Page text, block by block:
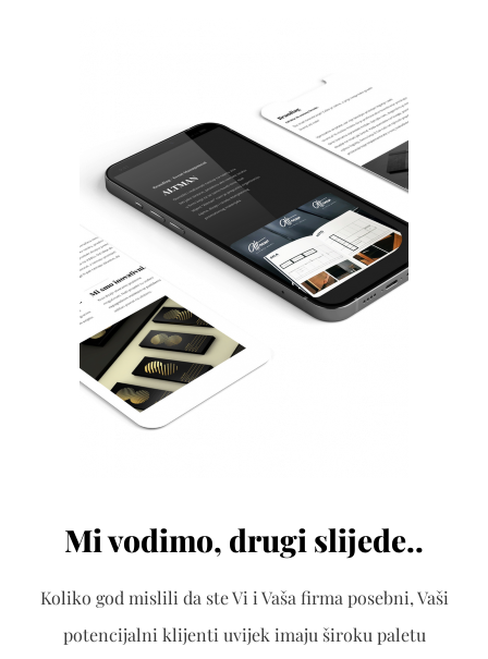
Mi vodimo, drugi slijede..
Koliko god mislili da ste Vi i Vaša firma posebni, Vaši
potencijalni klijenti uvijek imaju široku paletu